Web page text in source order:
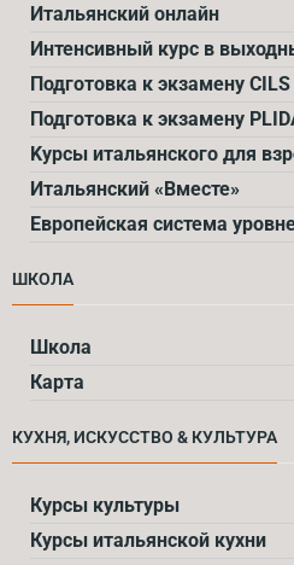
Итальянский онлайн
Интенсивный курс в
Подготовка к экзамену CILS
Подготовка к экзамену
Kурсы итальянского для
Итальянский «Вместе»
Европейская система
ШКОЛА
Школа
Карта
КУХНЯ, ИСКУССТВО & КУЛЬТУРА
Курсы культуры
Курсы итальянской кухни